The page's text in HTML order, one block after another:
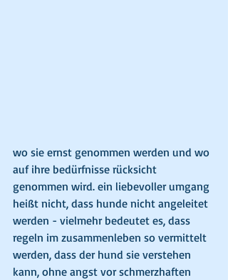
wo sie ernst genommen werden und wo
auf ihre bedürfnisse rücksicht
genommen wird. ein liebevoller umgang
heißt nicht, dass hunde nicht angeleitet
werden - vielmehr bedeutet es, dass
regeln im zusammenleben so vermittelt
werden, dass der hund sie verstehen
kann, ohne angst vor schmerzhaften